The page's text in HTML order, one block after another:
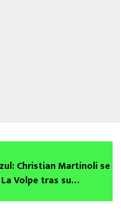
Christian Martinoli se
Volpe tras su